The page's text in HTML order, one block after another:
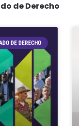
de Derecho
DE DERECHO